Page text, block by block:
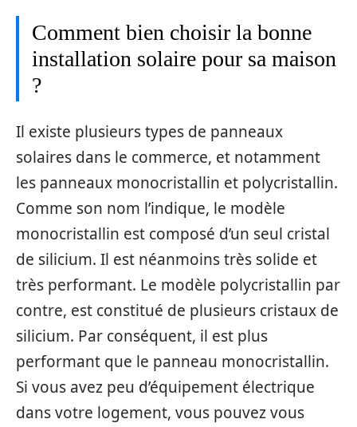
Comment bien choisir la bonne
installation solaire pour sa maison
?
Il existe plusieurs types de panneaux
solaires dans le commerce, et notamment
les panneaux monocristallin et polycristallin.
Comme son nom l’indique, le modèle
monocristallin est composé d’un seul cristal
de silicium. Il est néanmoins très solide et
très performant. Le modèle polycristallin par
contre, est constitué de plusieurs cristaux de
silicium. Par conséquent, il est plus
performant que le panneau monocristallin.
Si vous avez peu d’équipement électrique
dans votre logement, vous pouvez vous